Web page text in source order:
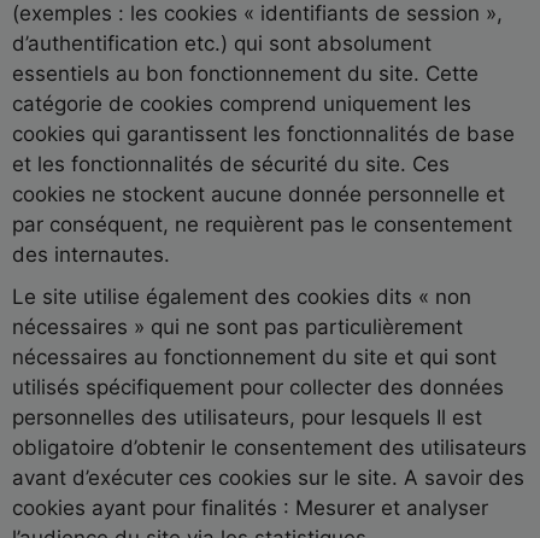
(exemples : les cookies « identifiants de session »,
d’authentification etc.) qui sont absolument
essentiels au bon fonctionnement du site. Cette
catégorie de cookies comprend uniquement les
cookies qui garantissent les fonctionnalités de base
et les fonctionnalités de sécurité du site. Ces
cookies ne stockent aucune donnée personnelle et
par conséquent, ne requièrent pas le consentement
des internautes.
Le site utilise également des cookies dits « non
nécessaires » qui ne sont pas particulièrement
nécessaires au fonctionnement du site et qui sont
utilisés spécifiquement pour collecter des données
personnelles des utilisateurs, pour lesquels Il est
obligatoire d’obtenir le consentement des utilisateurs
avant d’exécuter ces cookies sur le site. A savoir des
cookies ayant pour finalités : Mesurer et analyser